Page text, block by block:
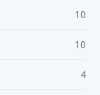
10
10
4